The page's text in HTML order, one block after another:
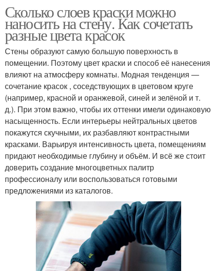
Сколько слоев краски можно
наносить на стену. Как сочетать
разные цвета красок
Стены образуют самую большую поверхность в
помещении. Поэтому цвет краски и способ её нанесения
влияют на атмосферу комнаты. Модная тенденция —
сочетание красок , соседствующих в цветовом круге
(например, красной и оранжевой, синей и зелёной и т.
д.). При этом важно, чтобы их оттенки имели одинаковую
насыщенность. Если интерьеры нейтральных цветов
покажутся скучными, их разбавляют контрастными
красками. Варьируя интенсивность цвета, помещениям
придают необходимые глубину и объём. И всё же стоит
доверить создание многоцветных палитр
профессионалу или воспользоваться готовыми
предложениями из каталогов.